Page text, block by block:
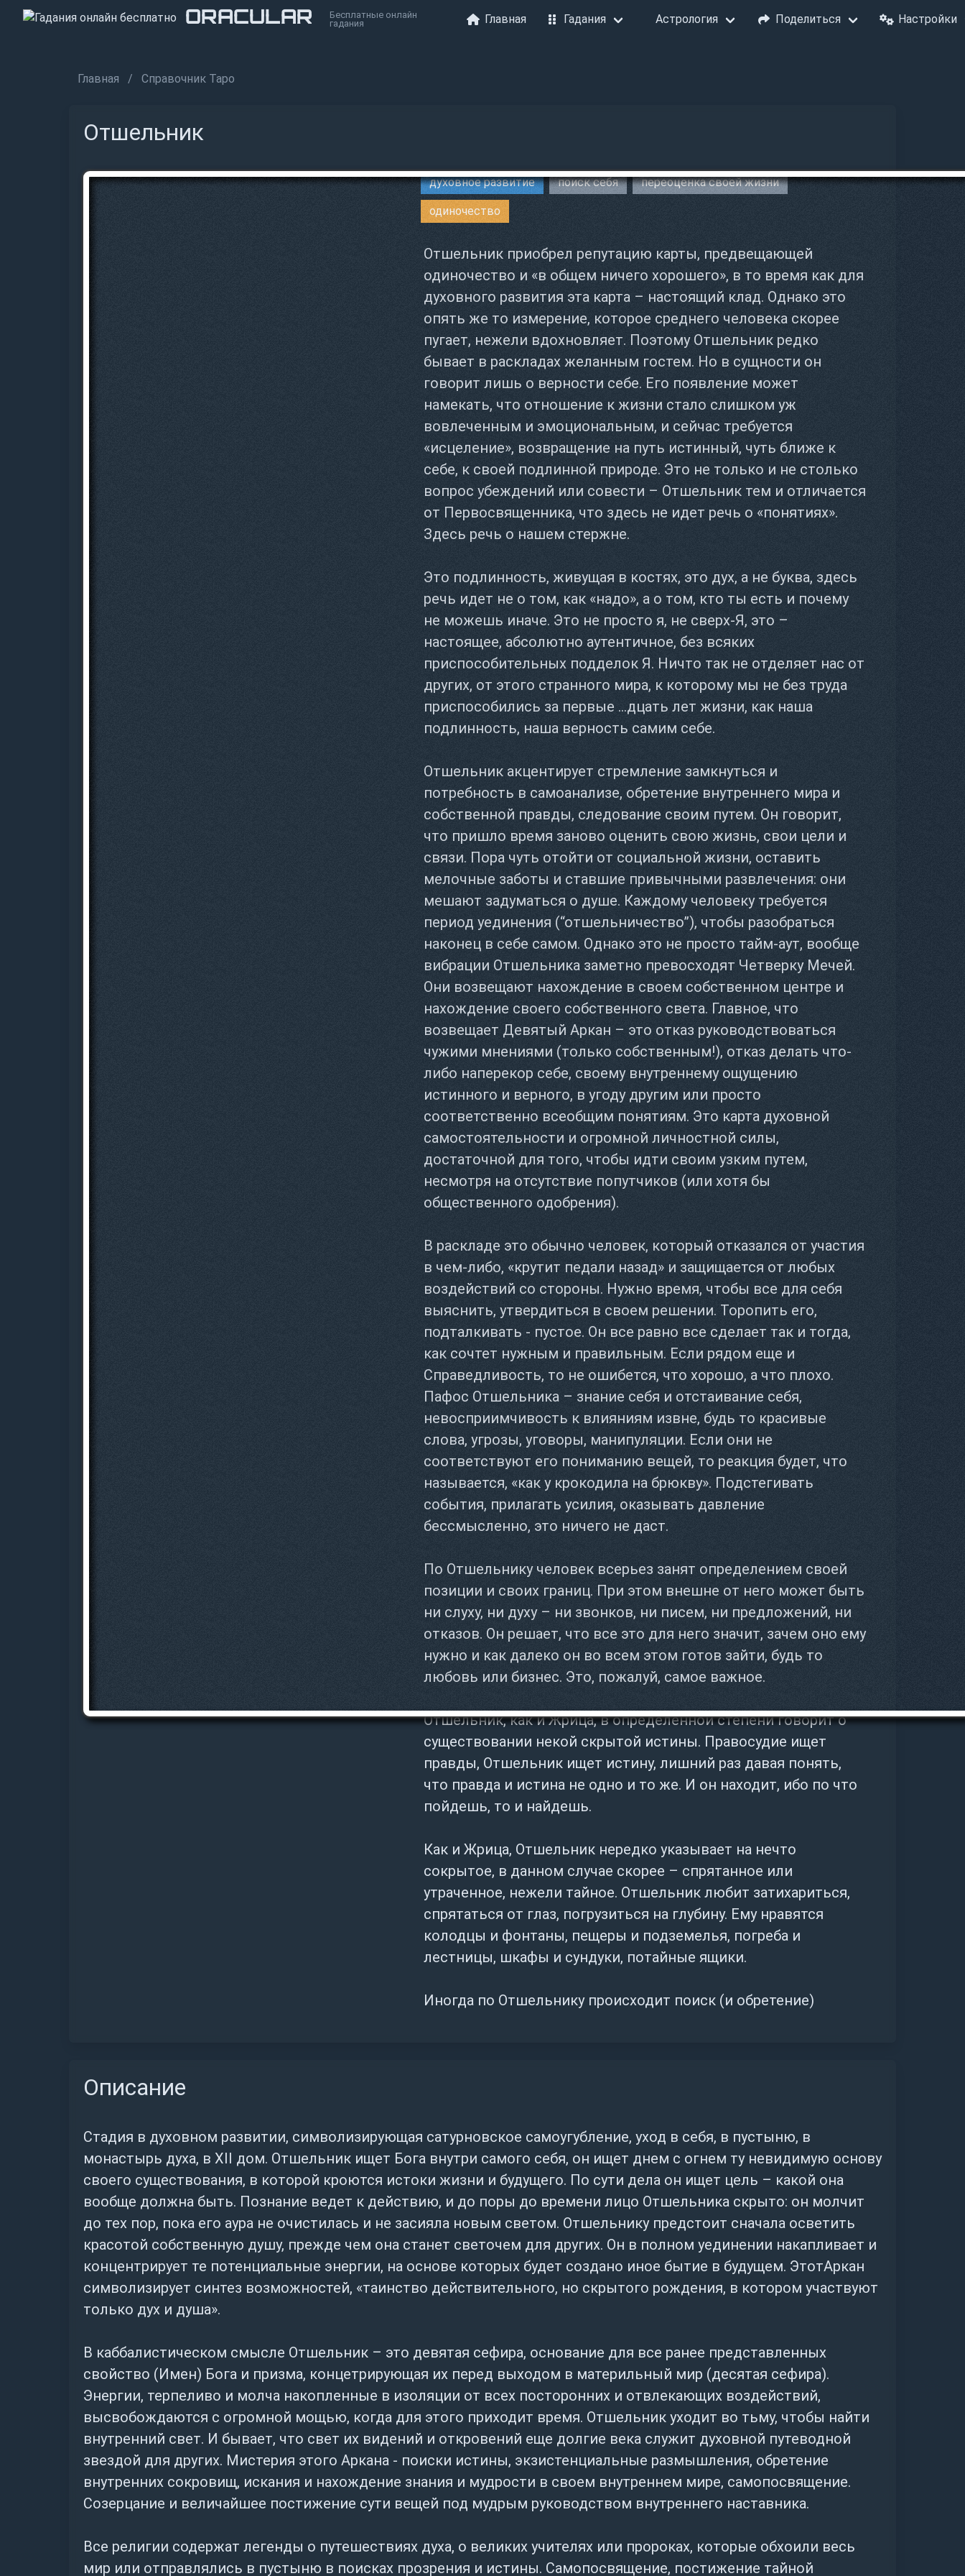
ORACULAR
ORACULAR
ORACULAR
Бесплатные онлайн
гадания
Главная Гадания Астрология Поделиться Настройки
Главная Справочник Таро
Отшельник
духовное развитие поиск себя переоценка своей жизни
одиночество
Отшельник приобрел репутацию карты, предвещающей
одиночество и «в общем ничего хорошего», в то время как для
духовного развития эта карта – настоящий клад. Однако это
опять же то измерение, которое среднего человека скорее
пугает, нежели вдохновляет. Поэтому Отшельник редко
бывает в раскладах желанным гостем. Но в сущности он
говорит лишь о верности себе. Его появление может
намекать, что отношение к жизни стало слишком уж
вовлеченным и эмоциональным, и сейчас требуется
«исцеление», возвращение на путь истинный, чуть ближе к
себе, к своей подлинной природе. Это не только и не столько
вопрос убеждений или совести – Отшельник тем и отличается
от Первосвященника, что здесь не идет речь о «понятиях».
Здесь речь о нашем стержне.
Это подлинность, живущая в костях, это дух, а не буква, здесь
речь идет не о том, как «надо», а о том, кто ты есть и почему
не можешь иначе. Это не просто я, не сверх-Я, это –
настоящее, абсолютно аутентичное, без всяких
приспособительных подделок Я. Ничто так не отделяет нас от
других, от этого странного мира, к которому мы не без труда
приспособились за первые ...дцать лет жизни, как наша
подлинность, наша верность самим себе.
Отшельник акцентирует стремление замкнуться и
потребность в самоанализе, обретение внутреннего мира и
собственной правды, следование своим путем. Он говорит,
что пришло время заново оценить свою жизнь, свои цели и
связи. Пора чуть отойти от социальной жизни, оставить
мелочные заботы и ставшие привычными развлечения: они
мешают задуматься о душе. Каждому человеку требуется
период уединения (“отшельничество”), чтобы разобраться
наконец в себе самом. Однако это не просто тайм-аут, вообще
вибрации Отшельника заметно превосходят Четверку Мечей.
Они возвещают нахождение в своем собственном центре и
нахождение своего собственного света. Главное, что
возвещает Девятый Аркан – это отказ руководствоваться
чужими мнениями (только собственным!), отказ делать что-
либо наперекор себе, своему внутреннему ощущению
истинного и верного, в угоду другим или просто
соответственно всеобщим понятиям. Это карта духовной
самостоятельности и огромной личностной силы,
достаточной для того, чтобы идти своим узким путем,
несмотря на отсутствие попутчиков (или хотя бы
общественного одобрения).
В раскладе это обычно человек, который отказался от участия
в чем-либо, «крутит педали назад» и защищается от любых
воздействий со стороны. Нужно время, чтобы все для себя
выяснить, утвердиться в своем решении. Торопить его,
подталкивать - пустое. Он все равно все сделает так и тогда,
как сочтет нужным и правильным. Если рядом еще и
Справедливость, то не ошибется, что хорошо, а что плохо.
Пафос Отшельника – знание себя и отстаивание себя,
невосприимчивость к влияниям извне, будь то красивые
слова, угрозы, уговоры, манипуляции. Если они не
соответствуют его пониманию вещей, то реакция будет, что
называется, «как у крокодила на брюкву». Подстегивать
события, прилагать усилия, оказывать давление
бессмысленно, это ничего не даст.
По Отшельнику человек всерьез занят определением своей
позиции и своих границ. При этом внешне от него может быть
ни слуху, ни духу – ни звонков, ни писем, ни предложений, ни
отказов. Он решает, что все это для него значит, зачем оно ему
нужно и как далеко он во всем этом готов зайти, будь то
любовь или бизнес. Это, пожалуй, самое важное.
Отшельник, как и Жрица, в определенной степени говорит о
существовании некой скрытой истины. Правосудие ищет
правды, Отшельник ищет истину, лишний раз давая понять,
что правда и истина не одно и то же. И он находит, ибо по что
пойдешь, то и найдешь.
Как и Жрица, Отшельник нередко указывает на нечто
сокрытое, в данном случае скорее – спрятанное или
утраченное, нежели тайное. Отшельник любит затихариться,
спрятаться от глаз, погрузиться на глубину. Ему нравятся
колодцы и фонтаны, пещеры и подземелья, погреба и
лестницы, шкафы и сундуки, потайные ящики.
Иногда по Отшельнику происходит поиск (и обретение)
странствие, путешествие, особенно в какие-то духовно
значимые места.
Считается, что как сигнификатор прошлого Отшельник
говорит не столько об одиночестве, сколько о стремлении
подвести черту под чем-то, что-то забыть. Приведет ли
предвещаемое им временное одиночество к лучшей жизни,
Отшельник придает силы и собранность для того, что
сконцентрироваться на главном, но только это «главное»
запросто может оказаться достижениями сугубо внутреннего
характера, и не относится к тем целям, которые расписаны в
деловом ежедневнике. Отшельник не есть карта внешней
активности – скорее, карта ухода от нее. По нему редко можно
ожидать продвижения в суетных делах. Хотя у Гегенхайма
указывается, что «это карта мудрости, достижений и
Отшельник товарищ неспешный, а потому его появление в
Описание
Стадия в духовном развитии, символизирующая сатурновское самоугубление, уход в себя, в пустыню, в
монастырь духа, в XII дом. Отшельник ищет Бога внутри самого себя, он ищет днем с огнем ту невидимую основу
своего существования, в которой кроются истоки жизни и будущего. По сути дела он ищет цель – какой она
вообще должна быть. Познание ведет к действию, и до поры до времени лицо Отшельника скрыто: он молчит
до тех пор, пока его аура не очистилась и не засияла новым светом. Отшельнику предстоит сначала осветить
красотой собственную душу, прежде чем она станет светочем для других. Он в полном уединении накапливает и
концентрирует те потенциальные энергии, на основе которых будет создано иное бытие в будущем. ЭтотАркан
символизирует синтез возможностей, «таинство действительного, но скрытого рождения, в котором участвуют
только дух и душа».
В каббалистическом смысле Отшельник – это девятая сефира, основание для все ранее представленных
свойство (Имен) Бога и призма, концетрирующая их перед выходом в материльный мир (десятая сефира).
Энергии, терпеливо и молча накопленные в изоляции от всех посторонних и отвлекающих воздействий,
высвобождаются с огромной мощью, когда для этого приходит время. Отшельник уходит во тьму, чтобы найти
внутренний свет. И бывает, что свет их видений и откровений еще долгие века служит духовной путеводной
звездой для других. Мистерия этого Аркана - поиски истины, экзистенциальные размышления, обретение
внутренних сокровищ, искания и нахождение знания и мудрости в своем внутреннем мире, самопосвящение.
Созерцание и величайшее постижение сути вещей под мудрым руководством внутреннего наставника.
Все религии содержат легенды о путешествиях духа, о великих учителях или пророках, которые обхоили весь
мир или отправлялись в пустыню в поисках прозрения и истины. Самопосвящение, постижение тайной